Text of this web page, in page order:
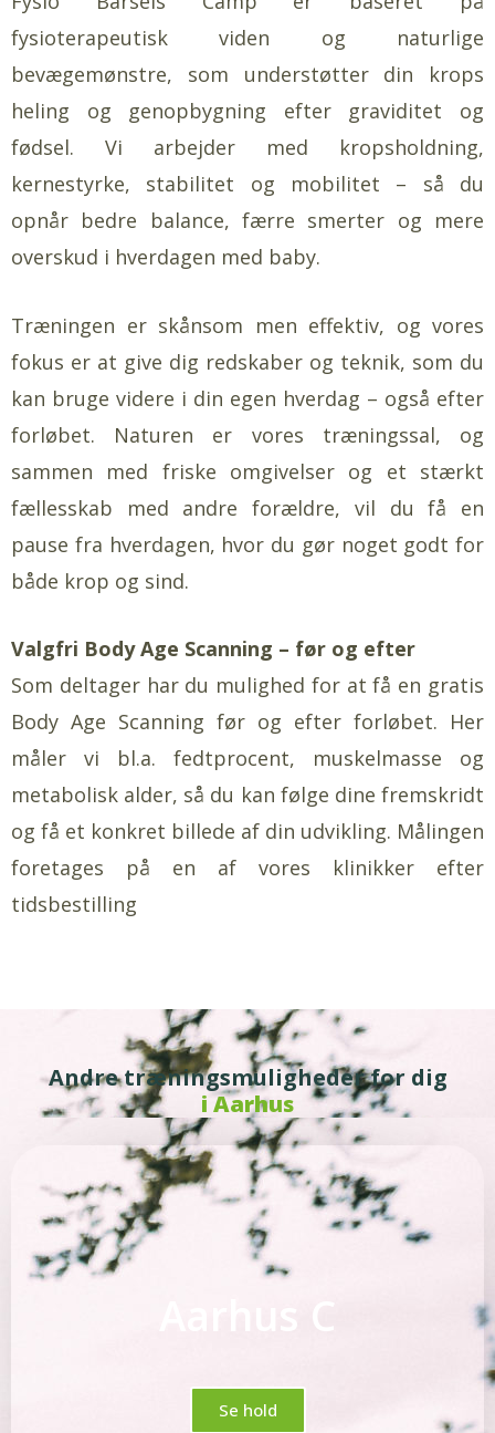
fysioterapeutisk viden og naturlige
bevægemønstre, som understøtter din krops
heling og genopbygning efter graviditet og
fødsel. Vi arbejder med kropsholdning,
kernestyrke, stabilitet og mobilitet – så du
opnår bedre balance, færre smerter og mere
overskud i hverdagen med baby.
Træningen er skånsom men effektiv, og vores
fokus er at give dig redskaber og teknik, som du
kan bruge videre i din egen hverdag – også efter
forløbet. Naturen er vores træningssal, og
sammen med friske omgivelser og et stærkt
fællesskab med andre forældre, vil du få en
pause fra hverdagen, hvor du gør noget godt for
både krop og sind.
Valgfri Body Age Scanning – før og efter
Som deltager har du mulighed for at få en gratis
Body Age Scanning før og efter forløbet. Her
måler vi bl.a. fedtprocent, muskelmasse og
metabolisk alder, så du kan følge dine fremskridt
og få et konkret billede af din udvikling. Målingen
foretages på en af vores klinikker efter
tidsbestilling
Andre træningsmuligheder for dig
i Aarhus
Aarhus C
Se hold